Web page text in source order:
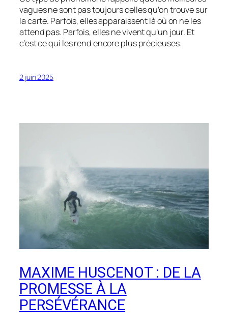
vagues ne sont pas toujours celles qu’on trouve sur
la carte. Parfois, elles apparaissent là où on ne les
attend pas. Parfois, elles ne vivent qu’un jour. Et
c’est ce qui les rend encore plus précieuses.
2 juin 2025
MAXIME HUSCENOT : DE LA
PROMESSE À LA
PERSÉVÉRANCE